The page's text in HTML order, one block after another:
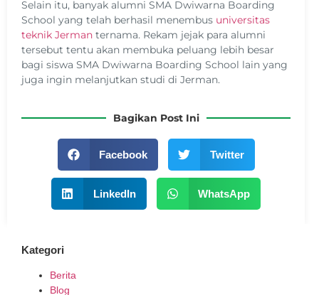
Selain itu, banyak alumni SMA Dwiwarna Boarding
School yang telah berhasil menembus universitas
teknik Jerman ternama. Rekam jejak para alumni
tersebut tentu akan membuka peluang lebih besar
bagi siswa SMA Dwiwarna Boarding School lain yang
juga ingin melanjutkan studi di Jerman.
Bagikan Post Ini
Facebook Twitter
LinkedIn WhatsApp
Kategori
Berita
Blog